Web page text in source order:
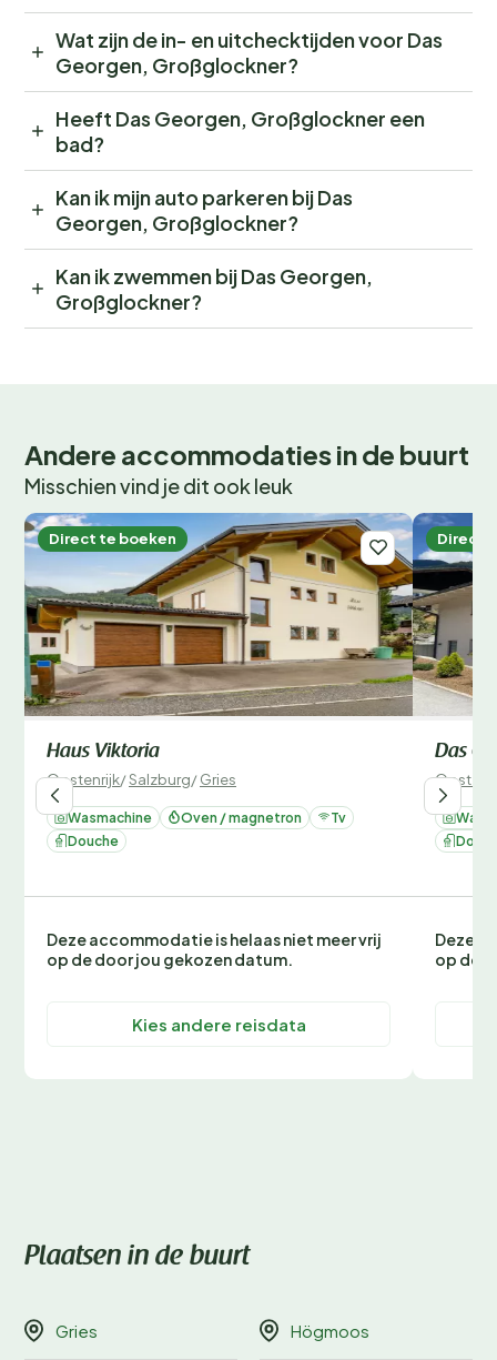
Wat zijn de in- en uitchecktijden voor Das
Georgen, Großglockner?
Heeft Das Georgen, Großglockner een
bad?
Kan ik mijn auto parkeren bij Das
Georgen, Großglockner?
Kan ik zwemmen bij Das Georgen,
Großglockner?
Andere accommodaties in de buurt
Misschien vind je dit ook leuk
Direct te boeken
Haus Viktoria
Oostenrijk/Salzburg/Gries
Wasmachine Oven / magnetron
Tv
Douche
Deze accommodatie is helaas niet meer vrij
op de door jou gekozen datum.
Kies andere reisdata
Direct
Das
Deze
op de
Plaatsen in de buurt
Gries Högmoos